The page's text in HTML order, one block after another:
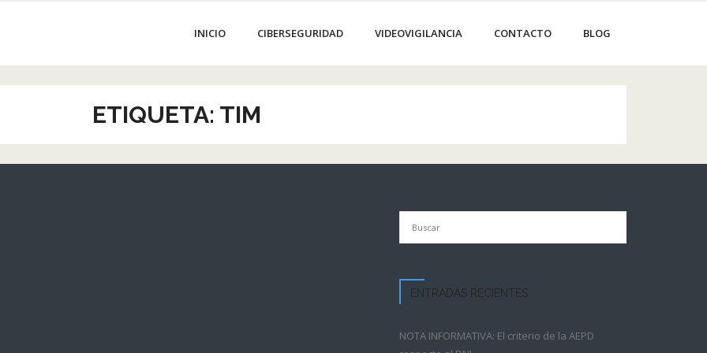
INICIO CIBERSEGURIDAD VIDEOVIGILANCIA CONTACTO BLOG
ETIQUETA: TIM
ENTRADAS RECIENTES
NOTA INFORMATIVA: El criterio de la AEPD